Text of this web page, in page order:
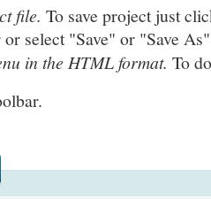
file. To save project just
select "Save" or "Save
in the HTML format. To